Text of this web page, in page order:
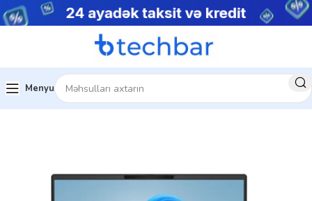
Menyu
Ev Noutbuklar Biznes noutbukları